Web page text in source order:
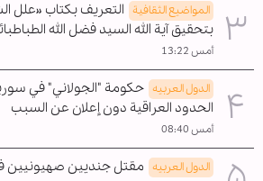
المواضیع الثقافية التعريف بكتاب «علل
بتحقيق آية الله السيد فضل الله
أمس 13:22
الدول العربیه حكومة "الجولاني" في
الحدود العراقية دون إعلان عن السبب
أمس 08:40
الدول العربیه مقتل جنديين صهيونيين